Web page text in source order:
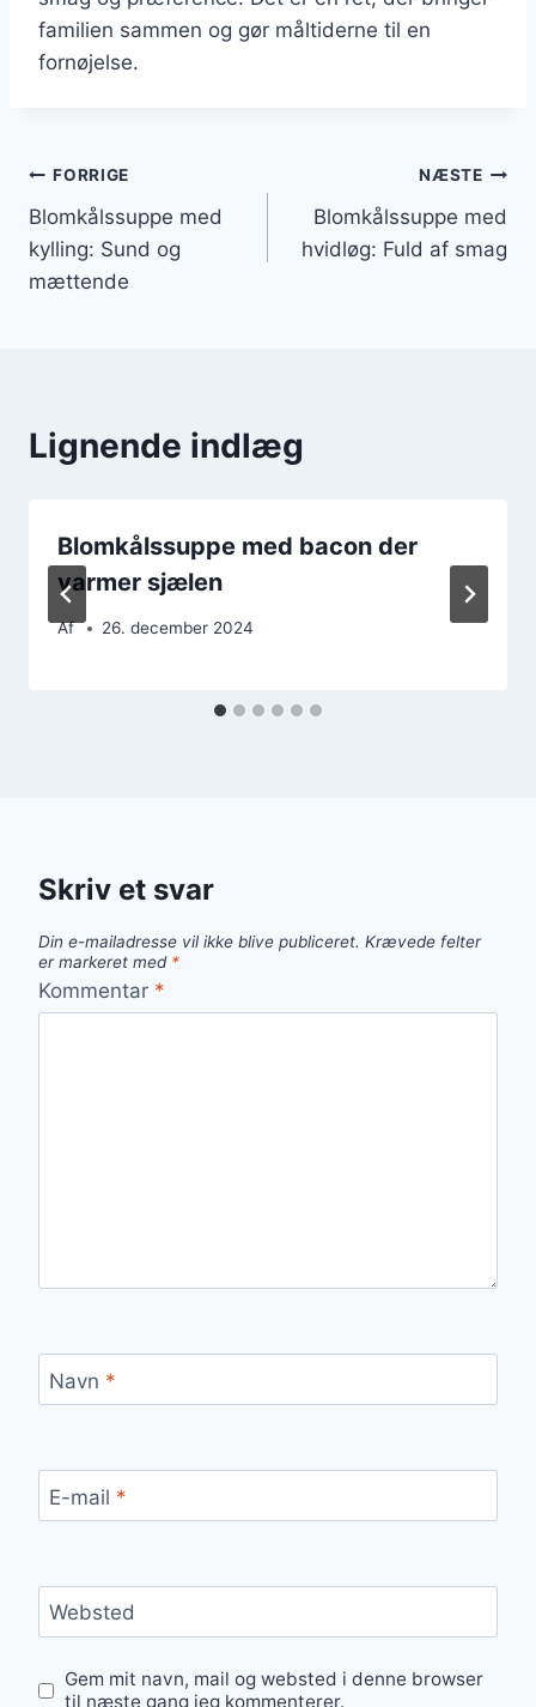
familien sammen og gør måltiderne til en
fornøjelse.
Indlægsnavigation
FORRIGE
Blomkålssuppe med
kylling: Sund og
mættende
NÆSTE
Blomkålssuppe med
hvidløg: Fuld af smag
Lignende indlæg
Blomkålssuppe med bacon der
varmer sjælen
Af 26. december 2024
Skriv et svar
Din e-mailadresse vil ikke blive publiceret. Krævede felter
er markeret med *
Kommentar *
Navn *
E-mail *
Websted
Gem mit navn, mail og websted i denne browser
til næste gang jeg kommenterer.